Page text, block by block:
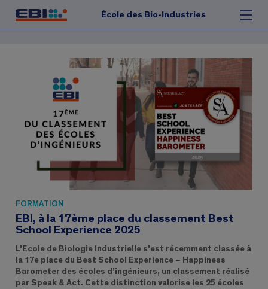
École des Bio-Industries
FORMATION
EBI, à la 17ème place du classement Best
School Experience 2025
L’Ecole de Biologie Industrielle s’est récemment classée à
la 17e place du Best School Experience – Happiness
Barometer des écoles d’ingénieurs, un classement réalisé
par Speak & Act. Cette distinction valorise les 25 écoles